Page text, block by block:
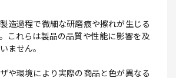
造過程で微細な研磨痕や擦れが生じる
これらは製品の品質や性能に影響を及
ません。
や環境により実際の商品と色が異なる